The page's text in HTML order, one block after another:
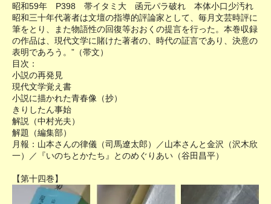
昭和59年 P398 帯イタミ大 函元パラ破れ 本体小口少汚れ
昭和三十年代著者は文壇の指導的評論家として、毎月文芸時評に
筆をとり、また物語性の回復等おおくの提言を行った。本巻収録
の作品は、現代文学に賭けた著者の、時代の証言であり、決意の
表明であろう。”（帯文）
目次：
小説の再発見
現代文学覚え書
小説に描かれた青春像（抄）
きりしたん事始
解説（中村光夫）
解題（編集部）
月報：山本さんの律儀（司馬遼太郎）／山本さんと金沢（沢木欣
一）／『いのちとかたち』とのめぐりあい（谷田昌平）
【第十四巻】